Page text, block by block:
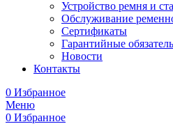
Устройство ремня и
Обслуживание
Сертификаты
Гарантийные
Новости
Контакты
0 Избранное
Меню
0 Избранное